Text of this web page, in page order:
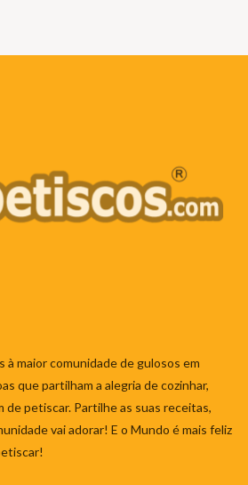
à maior comunidade de gulosos em
que partilham a alegria de cozinhar,
de petiscar. Partilhe as suas receitas,
vai adorar! E o Mundo é mais feliz